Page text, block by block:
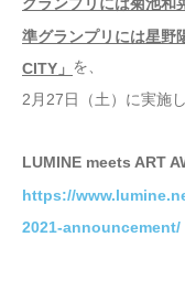
準グランプリには星野
CITY」 を、
2月27日（土）に実施
LUMINE meets ART
https://
2021-announcement/